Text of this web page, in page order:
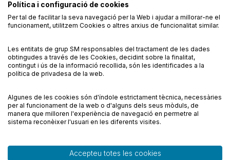
Condicions de compra
Condicions d’ús
Política de cookies
Política de privadesa
FAQs
© CESMA/PPC – Tots els drets reservats
Política i configuració de cookies
Per tal de facilitar la seva navegació per la Web i ajudar a millorar-ne el
funcionament, utilitzem Cookies o altres arxius de funcionalitat similar.
Les entitats de grup SM responsables del tractament de les dades
obtingudes a través de les Cookies, decidint sobre la finalitat,
contingut i ús de la informació recollida, són les identificades a la
política de privadesa de la web.
Algunes de les cookies són d'índole estrictament tècnica, necessàries
per al funcionament de la web o d'alguns dels seus mòduls, de
manera que milloren l'experiència de navegació en permetre al
sistema reconèixer l'usuari en les diferents visites.
Accepteu totes les cookies